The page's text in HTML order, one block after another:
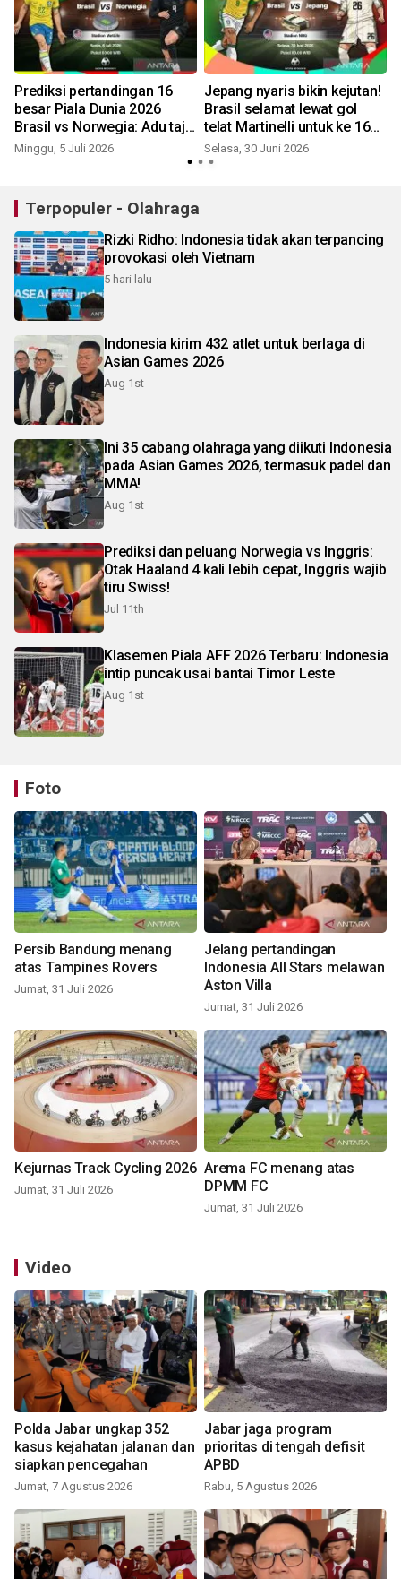
Prediksi pertandingan 16
besar Piala Dunia 2026
Brasil vs Norwegia: Adu taji
Haaland vs Vinicius Jr!
Minggu, 5 Juli 2026
Jepang nyaris bikin kejutan!
Brasil selamat lewat gol
telat Martinelli untuk ke 16
besar Piala Dunia 2026
Selasa, 30 Juni 2026
Terpopuler - Olahraga
Rizki Ridho: Indonesia tidak akan terpancing
provokasi oleh Vietnam
5 hari lalu
Indonesia kirim 432 atlet untuk berlaga di
Asian Games 2026
Aug 1st
Ini 35 cabang olahraga yang diikuti Indonesia
pada Asian Games 2026, termasuk padel dan
MMA!
Aug 1st
Prediksi dan peluang Norwegia vs Inggris:
Otak Haaland 4 kali lebih cepat, Inggris wajib
tiru Swiss!
Jul 11th
Klasemen Piala AFF 2026 Terbaru: Indonesia
intip puncak usai bantai Timor Leste
Aug 1st
Foto
Persib Bandung menang
atas Tampines Rovers
Jumat, 31 Juli 2026
Jelang pertandingan
Indonesia All Stars melawan
Aston Villa
Jumat, 31 Juli 2026
Kejurnas Track Cycling 2026
Jumat, 31 Juli 2026
Arema FC menang atas
DPMM FC
Jumat, 31 Juli 2026
Video
Polda Jabar ungkap 352
kasus kejahatan jalanan dan
siapkan pencegahan
Jumat, 7 Agustus 2026
Jabar jaga program
prioritas di tengah defisit
APBD
Rabu, 5 Agustus 2026